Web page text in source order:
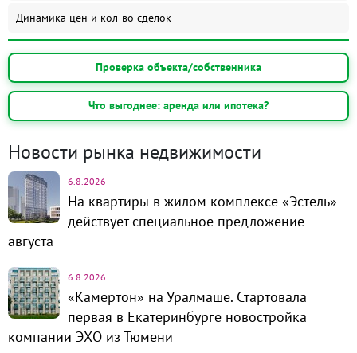
Динамика цен и кол-во сделок
Проверка объекта/собственника
Что выгоднее: аренда или ипотека?
Новости рынка недвижимости
6.8.2026
На квартиры в жилом комплексе «Эстель»
действует специальное предложение
августа
6.8.2026
«Камертон» на Уралмаше. Стартовала
первая в Екатеринбурге новостройка
компании ЭХО из Тюмени